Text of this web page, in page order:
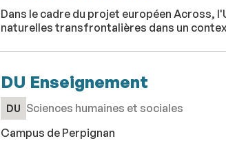
Dans le cadre du projet européen Across,
naturelles transfrontalières dans un
DU Enseignement
DU Sciences humaines et sociales
Campus de Perpignan